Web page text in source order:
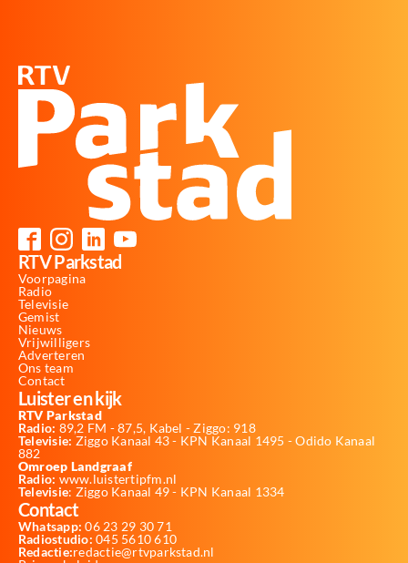
RTV Parkstad
Voorpagina
Radio
Televisie
Gemist
Nieuws
Vrijwilligers
Adverteren
Ons team
Contact
Luister en kijk
RTV Parkstad
Radio: 89,2 FM - 87,5, Kabel - Ziggo: 918
Televisie: Ziggo Kanaal 43 - KPN Kanaal 1495 - Odido Kanaal
882
Omroep Landgraaf
Radio: www.luistertipfm.nl
Televisie: Ziggo Kanaal 49 - KPN Kanaal 1334
Contact
Whatsapp: 06 23 29 30 71
Radiostudio: 045 5610 610
Redactie:redactie@rtvparkstad.nl